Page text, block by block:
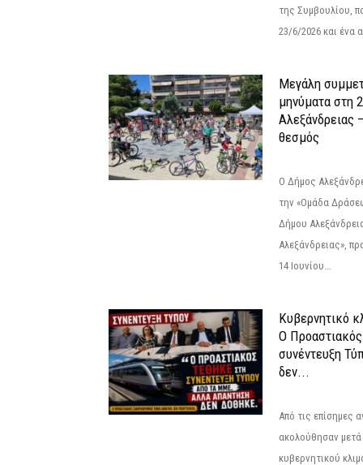
της Συμβουλίου,
23/6/2026 και ένα
Μεγάλη
μηνύματα στη
Αλεξάνδρειας
θεσμός
Ο Δήμος
την «Ομάδα
Δήμου
Αλεξάνδρειας»,
14 Ιουνίου...
Κυβερνητικό
Ο
συνέντευξη
δεν...
Από τις επίσημες
ακολούθησαν
κυβερνητικού